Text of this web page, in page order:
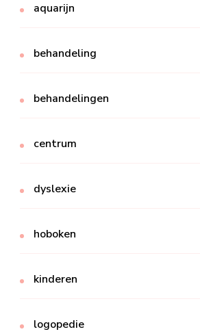
aquarijn
behandeling
behandelingen
centrum
dyslexie
hoboken
kinderen
logopedie